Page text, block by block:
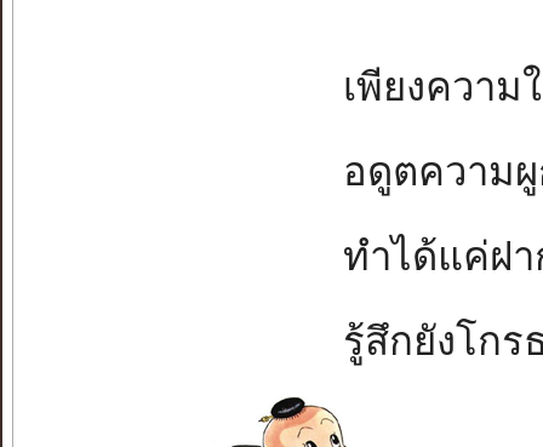
เพียงความ
อดูตความ
ทำได้แค่ฝา
รู้สึกยังโกร